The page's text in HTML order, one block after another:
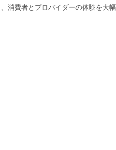
消費者とプロバイダーの体験を大幅